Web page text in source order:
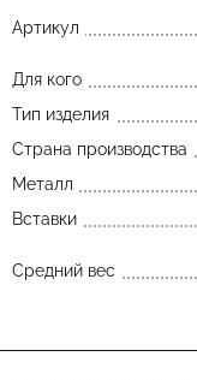
Артикул
Для кого
Тип изделия
Страна производства
Металл
Вставки
Средний вес